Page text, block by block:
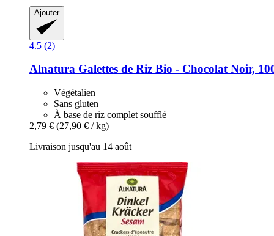
Ajouter
4.5 (2)
Alnatura Galettes de Riz Bio -​ Chocolat Noir,
Végétalien
Sans gluten
À base de riz complet soufflé
2,79 € (27,90 € / kg)
Livraison jusqu'au 14 août